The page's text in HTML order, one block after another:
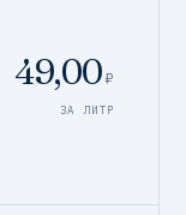
49,00₽
ЗА ЛИТР